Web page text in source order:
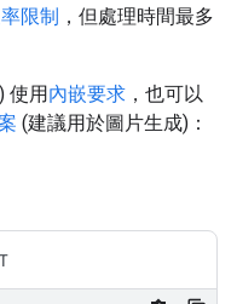
限制 ，但處理時間最多
使用內嵌要求 ，也可以
(建議用於圖片生成)：